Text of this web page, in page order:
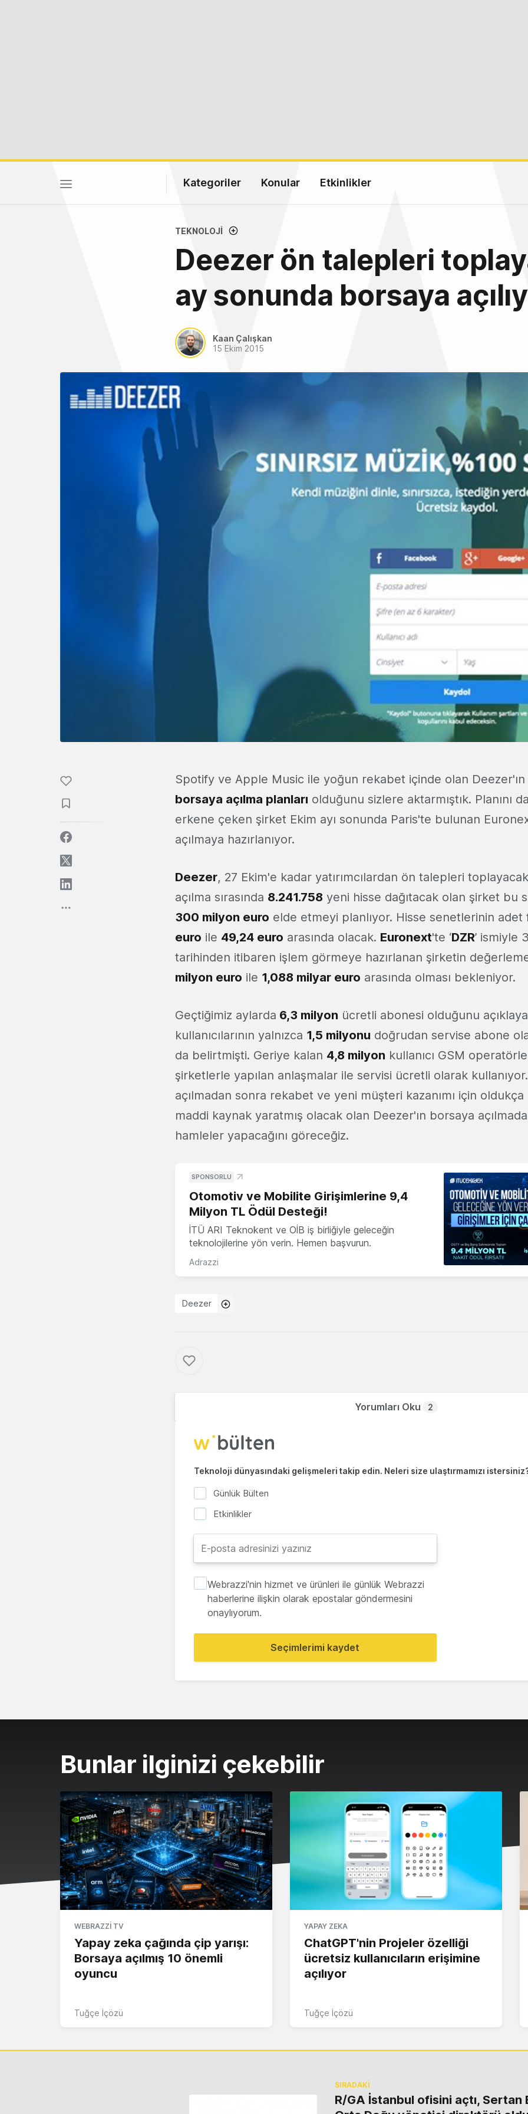
Kategoriler Konular Etkinlikler
TEKNOLOJI
Deezer ön talepleri
ay sonunda borsaya
Kaan Çalışkan
15 Ekim 2015
Spotify ve Apple Music ile yoğun rekabet içinde olan Deezer'ın
borsaya açılma planları olduğunu sizlere aktarmıştık. Planını
erkene çeken şirket Ekim ayı sonunda Paris'te bulunan
açılmaya hazırlanıyor.
Deezer, 27 Ekim'e kadar yatırımcılardan ön talepleri
açılma sırasında 8.241.758 yeni hisse dağıtacak olan şirket bu
300 milyon euro elde etmeyi planlıyor. Hisse senetlerinin adet
euro ile 49,24 euro arasında olacak. Euronext'te ‘DZR’ ismiyle
tarihinden itibaren işlem görmeye hazırlanan şirketin
milyon euro ile 1,088 milyar euro arasında olması bekleniyor.
Geçtiğimiz aylarda 6,3 milyon ücretli abonesi olduğunu
kullanıcılarının yalnızca 1,5 milyonu doğrudan servise abone
da belirtmişti. Geriye kalan 4,8 milyon kullanıcı GSM
şirketlerle yapılan anlaşmalar ile servisi ücretli olarak
açılmadan sonra rekabet ve yeni müşteri kazanımı için
maddi kaynak yaratmış olacak olan Deezer'ın borsaya
hamleler yapacağını göreceğiz.
SPONSORLU
Otomotiv ve Mobilite Girişimlerine 9,4
Milyon TL Ödül Desteği!
İTÜ ARI Teknokent ve OİB iş birliğiyle geleceğin
teknolojilerine yön verin. Hemen başvurun.
Adrazzi
Deezer
Yorumları Oku 2
Teknoloji dünyasındaki gelişmeleri takip edin. Neleri size ulaştırmamızı
Günlük Bülten
Etkinlikler
Webrazzi'nin hizmet ve ürünleri ile günlük Webrazzi
haberlerine ilişkin olarak epostalar göndermesini
onaylıyorum.
Seçimlerimi kaydet
Bunlar ilginizi çekebilir
WEBRAZZI TV
Yapay zeka çağında çip yarışı:
Borsaya açılmış 10 önemli
oyuncu
Tuğçe İçözü
YAPAY ZEKA
ChatGPT'nin Projeler özelliği
ücretsiz kullanıcıların erişimine
açılıyor
Tuğçe İçözü
SIRADAKİ
R/GA İstanbul ofisini açtı, Sertan